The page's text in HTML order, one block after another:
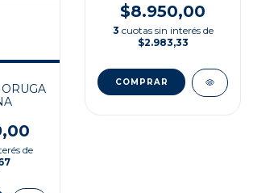
de
$8.950,00
3 cuotas sin interés de
$2.983,33